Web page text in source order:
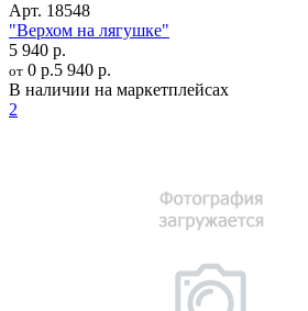
Арт. 18548
"Верхом на лягушке"
5 940 р.
от 0 р.5 940 р.
В наличии на маркетплейсах
2